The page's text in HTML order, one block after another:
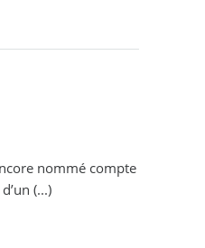
nommé compte
(...)